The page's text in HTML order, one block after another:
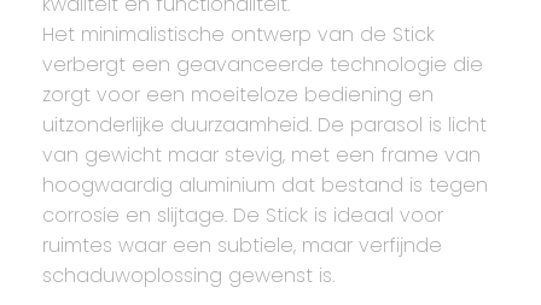
Het minimalistische ontwerp van de Stick
verbergt een geavanceerde technologie die
zorgt voor een moeiteloze bediening en
uitzonderlijke duurzaamheid. De parasol is licht
van gewicht maar stevig, met een frame van
hoogwaardig aluminium dat bestand is tegen
corrosie en slijtage. De Stick is ideaal voor
ruimtes waar een subtiele, maar verfijnde
schaduwoplossing gewenst is.